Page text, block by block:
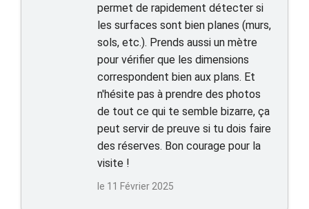
permet de rapidement détecter si
les surfaces sont bien planes (murs,
sols, etc.). Prends aussi un mètre
pour vérifier que les dimensions
correspondent bien aux plans. Et
n'hésite pas à prendre des photos
de tout ce qui te semble bizarre, ça
peut servir de preuve si tu dois faire
des réserves. Bon courage pour la
visite !
le 11 Février 2025